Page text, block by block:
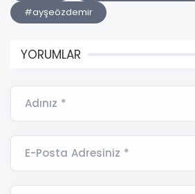
#ayşeözdemir
YORUMLAR
Adınız *
E-Posta Adresiniz *